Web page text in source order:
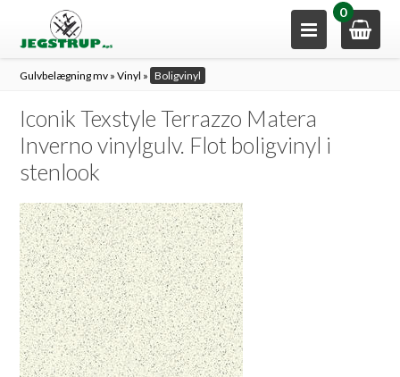
0
Gulvbelægning mv »Vinyl » Boligvinyl
Iconik Texstyle Terrazzo Matera
Inverno vinylgulv. Flot boligvinyl i
stenlook